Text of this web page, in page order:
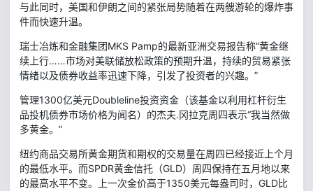
与此同时，美国和伊朗之间的紧张局势随着在两艘游轮的爆炸事
件而快速升温。
瑞士冶炼和金融集团MKS Pamp的最新亚洲交易报告称“黄金继
续上行……市场对美联储放松政策的预期升温，持续的贸易紧张
情绪以及债券收益率迅速下降，引发了投资者的兴趣。”
管理1300亿美元Doubleline投资资金（该基金以利用杠杆衍生
品投机债券市场价格为闻名）的杰夫.冈拉克周四表示“我当然做
多黄金。”
纽约商品交易所黄金期货和期权的交易量在周四已经接近上个月
的最低水平。而SPDR黄金信托（GLD）周四保持在五月地以来
的最高水平不变。上一次金价高于1350美元每盎司时，GLD比